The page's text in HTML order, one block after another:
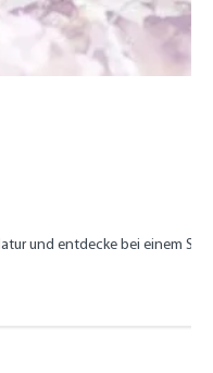
und entdecke bei einem